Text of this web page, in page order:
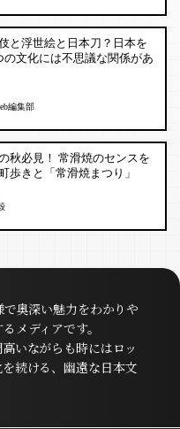
と浮世絵と日本刀？日本を
の文化には不思議な関係があ
編集部
秋必見！ 常滑焼のセンスを
歩きと「常滑焼まつり」
奥深い魅力をわかりや
メディアです。
いながらも時にはロッ
続ける、幽遠な日本文